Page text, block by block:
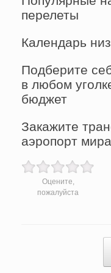
перелеты
Календарь
Подберите
в любом
бюджет
Закажите
аэропорт
Оцените,
пожалуйста